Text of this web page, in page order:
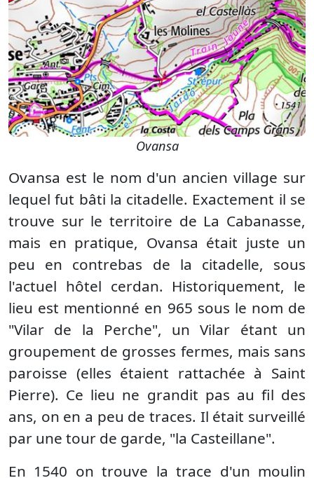
Ovansa
Ovansa est le nom d'un ancien village sur
lequel fut bâti la citadelle. Exactement il se
trouve sur le territoire de La Cabanasse,
mais en pratique, Ovansa était juste un
peu en contrebas de la citadelle, sous
l'actuel hôtel cerdan. Historiquement, le
lieu est mentionné en 965 sous le nom de
"Vilar de la Perche", un Vilar étant un
groupement de grosses fermes, mais sans
paroisse (elles étaient rattachée à Saint
Pierre). Ce lieu ne grandit pas au fil des
ans, on en a peu de traces. Il était surveillé
par une tour de garde, "la Casteillane".
En 1540 on trouve la trace d'un moulin